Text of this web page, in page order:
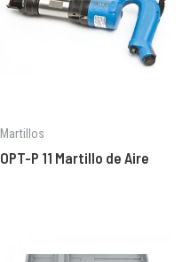
Martillos
OPT-P 11 Martillo de Aire